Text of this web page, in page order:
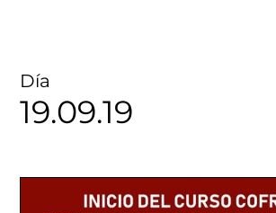
Día
19.09.19